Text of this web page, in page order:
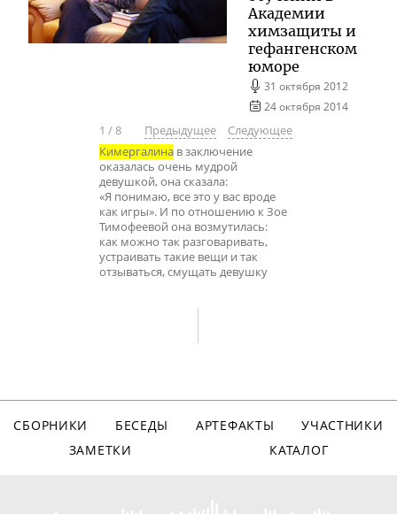
Академии
химзащиты и
гефангенском
юморе
31 октября 2012
24 октября 2014
1 /8 Предыдущее
Следующее
Кимергалина в заключение
оказалась очень мудрой
девушкой, она сказала:
«Я понимаю, все это у вас вроде
как игры». И по отношению к Зое
Тимофеевой она возмутилась:
как можно так разговаривать,
устраивать такие вещи и так
отзываться, смущать девушку
СБОРНИКИ БЕСЕДЫ АРТЕФАКТЫ
УЧАСТНИКИ
ЗАМЕТКИ
КАТАЛОГ